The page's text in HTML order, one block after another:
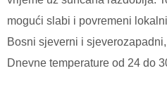
mogući slabi i povremeni
Bosni sjeverni i
Dnevne temperature od 24 do